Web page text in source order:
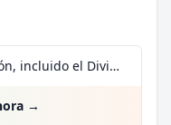
Kellanova por 0,99 €/operación, incluido el Dividend Reinvestment Plan
→